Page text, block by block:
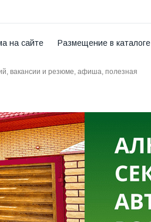
на сайте Размещение в каталоге
вакансии и резюме, афиша, полезная